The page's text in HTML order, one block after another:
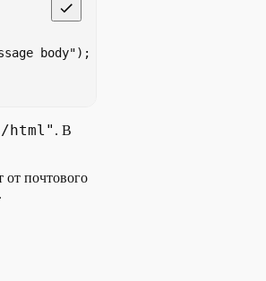
body");
html" . В
от почтового